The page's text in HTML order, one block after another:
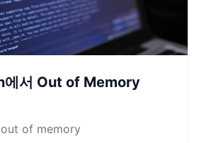
서 Out of Memory
of memory